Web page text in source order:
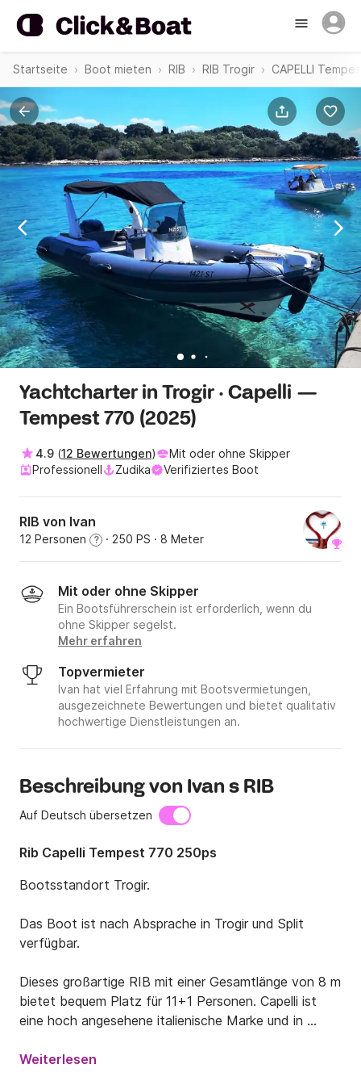
Startseite Boot mieten RIB RIB Trogir CAPELLI
Yachtcharter in Trogir · Capelli —
Tempest 770 (2025)
4.9 (12 Bewertungen)
Mit oder ohne Skipper
Professionell
Zudika Verifiziertes Boot
RIB von Ivan
12 Personen ? · 250 PS · 8 Meter
Mit oder ohne Skipper
Ein Bootsführerschein ist erforderlich, wenn du
ohne Skipper segelst.
Mehr erfahren
Topvermieter
Ivan hat viel Erfahrung mit Bootsvermietungen,
ausgezeichnete Bewertungen und bietet qualitativ
hochwertige Dienstleistungen an.
Beschreibung von Ivan s RIB
Auf Deutsch übersetzen
Rib Capelli Tempest 770 250ps
Bootsstandort Trogir.
Das Boot ist nach Absprache in Trogir und Split
verfügbar.
Dieses großartige RIB mit einer Gesamtlänge von 8 m
bietet bequem Platz für 11+1 Personen. Capelli ist
eine hoch angesehene italienische Marke und in
Motor gehört es zu den besten RIB-Booten seiner
Weiterlesen